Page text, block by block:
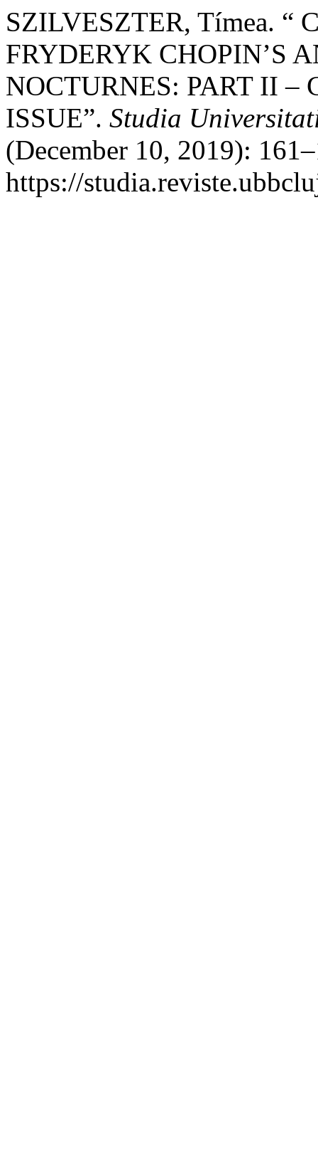
SZILVESZTER, Tímea. “
FRYDERYK CHOPIN’S
NOCTURNES: PART II –
ISSUE”. Studia
(December 10, 2019):
https://